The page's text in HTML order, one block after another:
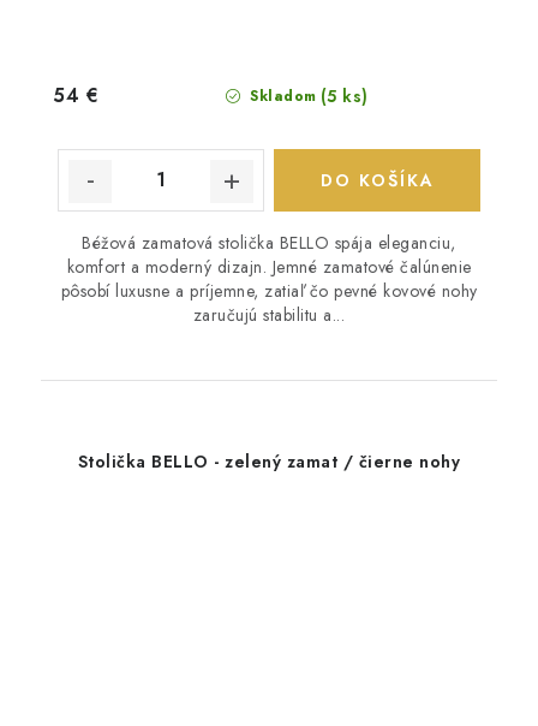
Skladom (5 ks)
54 €
DO KOŠÍKA
Béžová zamatová stolička BELLO spája eleganciu,
komfort a moderný dizajn. Jemné zamatové čalúnenie
pôsobí luxusne a príjemne, zatiaľ čo pevné kovové nohy
zaručujú stabilitu a...
Stolička BELLO - zelený zamat / čierne nohy